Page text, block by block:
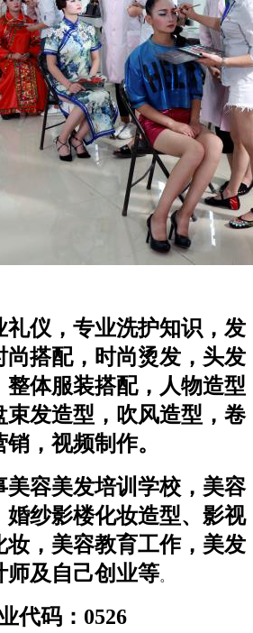
礼仪，专业洗护知识，发
尚搭配，时尚烫发，头发
整体服装搭配，人物造型
束发造型，吹风造型，卷
，视频制作。
美容美发培训学校，美容
婚纱影楼化妆造型、影视
妆，美容教育工作，美发
师及自己创业等。
代码：0526